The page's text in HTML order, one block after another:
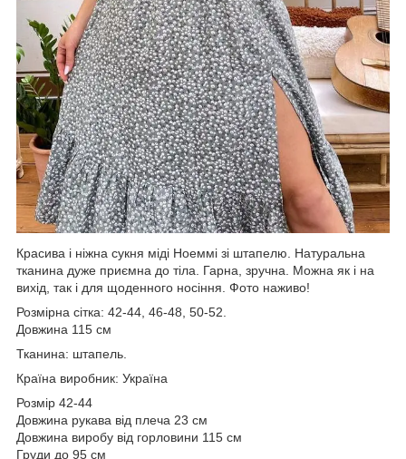
Красива і ніжна сукня міді Ноеммі зі штапелю. Натуральна
тканина дуже приємна до тіла. Гарна, зручна. Можна як і на
вихід, так і для щоденного носіння. Фото наживо!
Розмірна сітка: 42-44, 46-48, 50-52.
Довжина 115 см
Тканина: штапель.
Країна виробник: Україна
Розмір 42-44
Довжина рукава від плеча 23 см
Довжина виробу від горловини 115 см
Груди до 95 см